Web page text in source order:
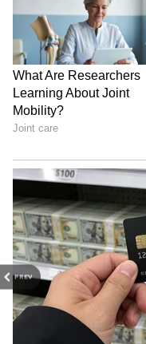
PREV
ಹಾರೈಸುತ್ತಿದ್ದಾರೆ.